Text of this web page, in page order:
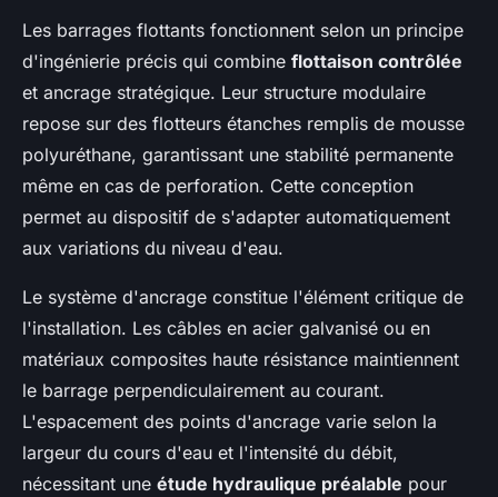
Les barrages flottants fonctionnent selon un principe
d'ingénierie précis qui combine flottaison contrôlée
et ancrage stratégique. Leur structure modulaire
repose sur des flotteurs étanches remplis de mousse
polyuréthane, garantissant une stabilité permanente
même en cas de perforation. Cette conception
permet au dispositif de s'adapter automatiquement
aux variations du niveau d'eau.
Le système d'ancrage constitue l'élément critique de
l'installation. Les câbles en acier galvanisé ou en
matériaux composites haute résistance maintiennent
le barrage perpendiculairement au courant.
L'espacement des points d'ancrage varie selon la
largeur du cours d'eau et l'intensité du débit,
nécessitant une étude hydraulique préalable pour